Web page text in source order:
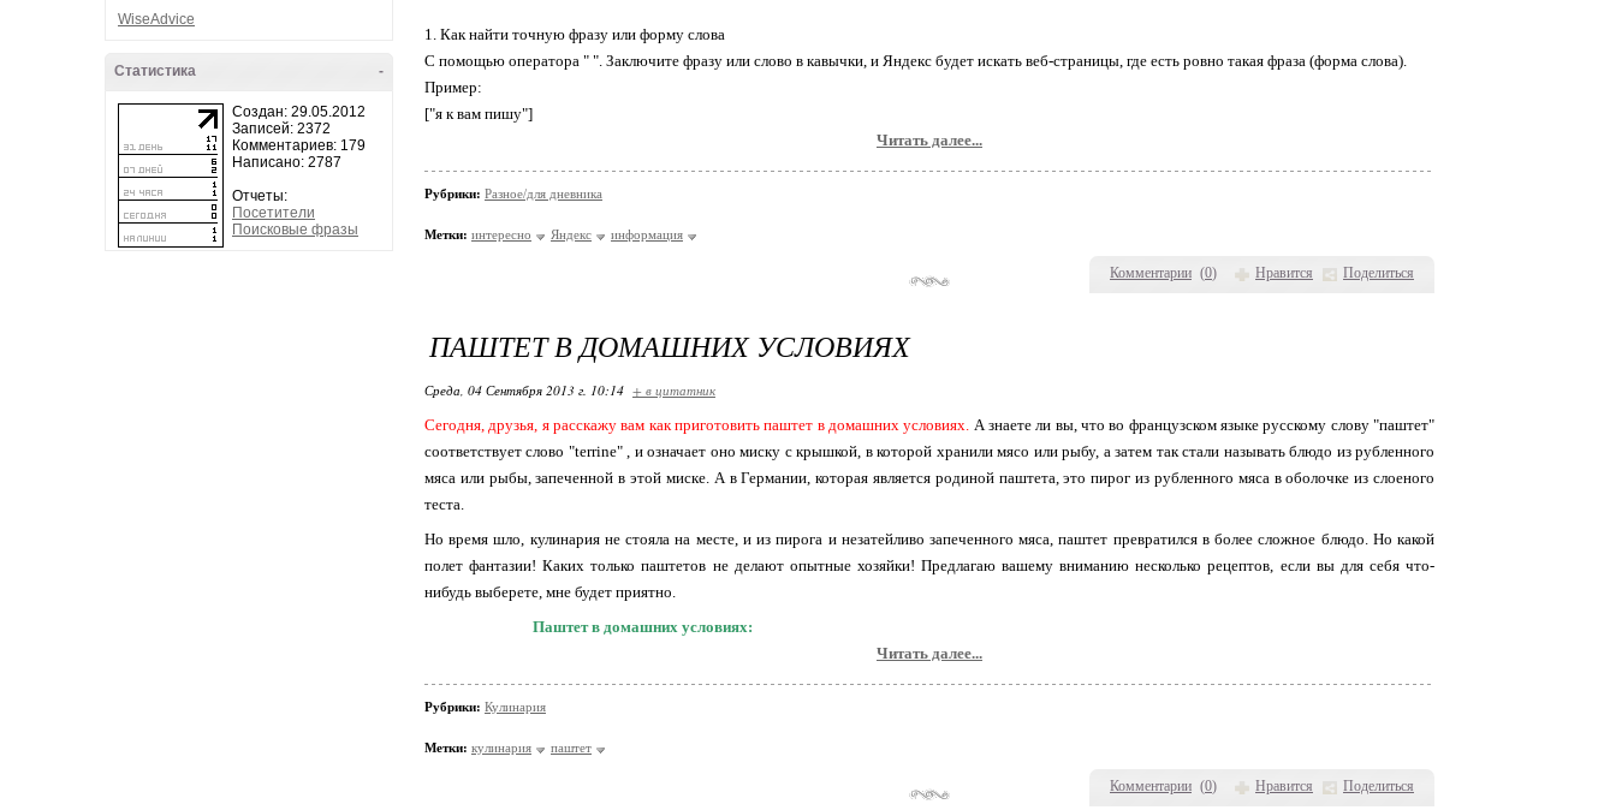
WiseAdvice
-
Статистика
Создан: 29.05.2012
Записей: 2372
Комментариев: 179
Написано: 2787
Отчеты:
Посетители
Поисковые фразы
Комментарии (0) Нравится Поделиться
1. Как найти точную фразу или форму слова
С помощью оператора " ". Заключите фразу или слово в кавычки, и Яндекс будет искать веб-страницы, где есть ровно такая фраза (форма слова).
Пример:
["я к вам пишу"]
Читать далее...
Рубрики: Разное/для дневника
Метки: интересно Яндекс информация
Комментарии (0) Нравится Поделиться
ПАШТЕТ В ДОМАШНИХ УСЛОВИЯХ
Среда, 04 Сентября 2013 г. 10:14 + в цитатник
Сегодня, друзья, я расскажу вам как приготовить паштет в домашних условиях. А знаете ли вы, что во французском языке русскому слову "паштет"
соответствует слово "terrine" , и означает оно миску с крышкой, в которой хранили мясо или рыбу, а затем так стали называть блюдо из рубленного
мяса или рыбы, запеченной в этой миске. А в Германии, которая является родиной паштета, это пирог из рубленного мяса в оболочке из слоеного
теста.
Но время шло, кулинария не стояла на месте, и из пирога и незатейливо запеченного мяса, паштет превратился в более сложное блюдо. Но какой
полет фантазии! Каких только паштетов не делают опытные хозяйки! Предлагаю вашему вниманию несколько рецептов, если вы для себя что-
нибудь выберете, мне будет приятно.
Паштет в домашних условиях:
Читать далее...
Рубрики: Кулинария
Метки: кулинария паштет